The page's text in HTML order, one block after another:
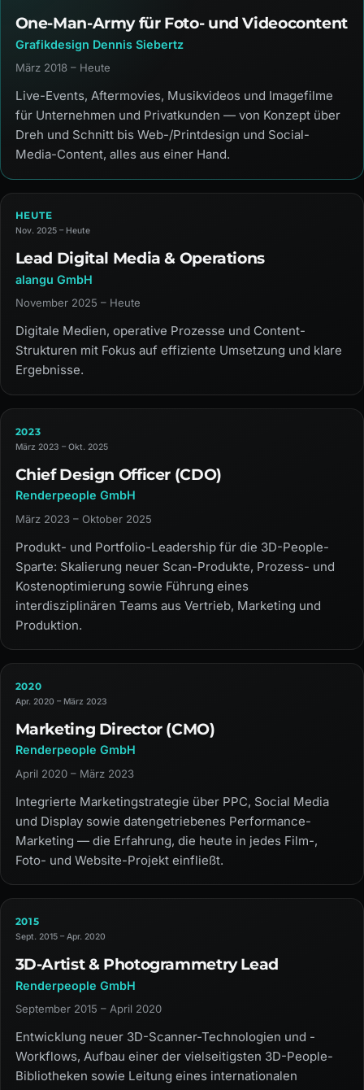
One-Man-Army für Foto- und Videocontent
Grafikdesign Dennis Siebertz
März 2018 – Heute
Live-Events, Aftermovies, Musikvideos und Imagefilme
für Unternehmen und Privatkunden — von Konzept über
Dreh und Schnitt bis Web-/Printdesign und Social-
Media-Content, alles aus einer Hand.
HEUTE
Nov. 2025 – Heute
Lead Digital Media & Operations
alangu GmbH
November 2025 – Heute
Digitale Medien, operative Prozesse und Content-
Strukturen mit Fokus auf effiziente Umsetzung und klare
Ergebnisse.
2023
März 2023 – Okt. 2025
Chief Design Officer (CDO)
Renderpeople GmbH
März 2023 – Oktober 2025
Produkt- und Portfolio-Leadership für die 3D-People-
Sparte: Skalierung neuer Scan-Produkte, Prozess- und
Kostenoptimierung sowie Führung eines
interdisziplinären Teams aus Vertrieb, Marketing und
Produktion.
2020
Apr. 2020 – März 2023
Marketing Director (CMO)
Renderpeople GmbH
April 2020 – März 2023
Integrierte Marketingstrategie über PPC, Social Media
und Display sowie datengetriebenes Performance-
Marketing — die Erfahrung, die heute in jedes Film-,
Foto- und Website-Projekt einfließt.
2015
Sept. 2015 – Apr. 2020
3D-Artist & Photogrammetry Lead
Renderpeople GmbH
September 2015 – April 2020
Entwicklung neuer 3D-Scanner-Technologien und -
Workflows, Aufbau einer der vielseitigsten 3D-People-
Bibliotheken sowie Leitung eines internationalen